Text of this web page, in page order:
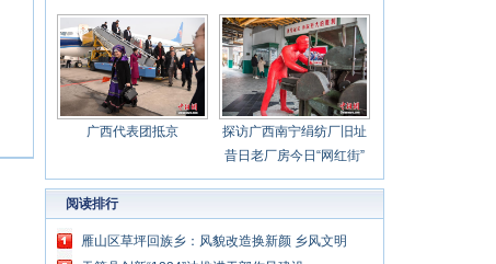
广西代表团抵京
探访广西南宁绢纺厂旧址
昔日老厂房今日“网红街”
阅读排行
雁山区草坪回族乡：风貌改造换新颜 乡风文明